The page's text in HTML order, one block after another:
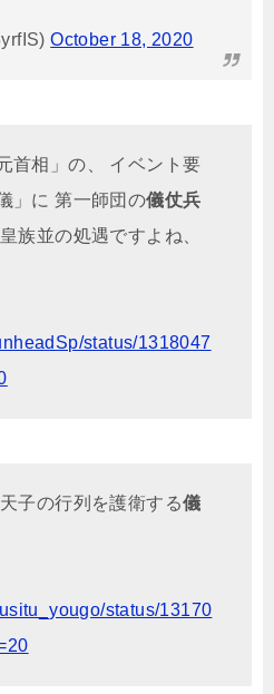
October 18, 2020
首相」の、 イベント要
」に 第一師団の儀仗兵
族並の処遇ですよね、
status/1318047
子の行列を護衛する儀
status/13170